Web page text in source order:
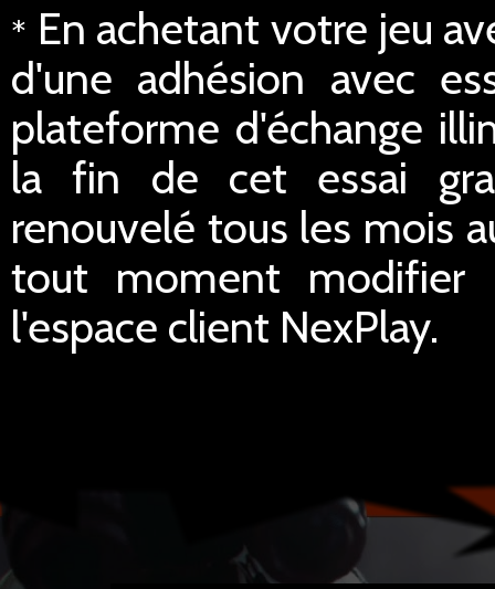
* En achetant votre jeu
d'une adhésion avec
plateforme d'échange
la fin de cet essai
renouvelé tous les mois
tout moment modifier
l'espace client NexPlay.